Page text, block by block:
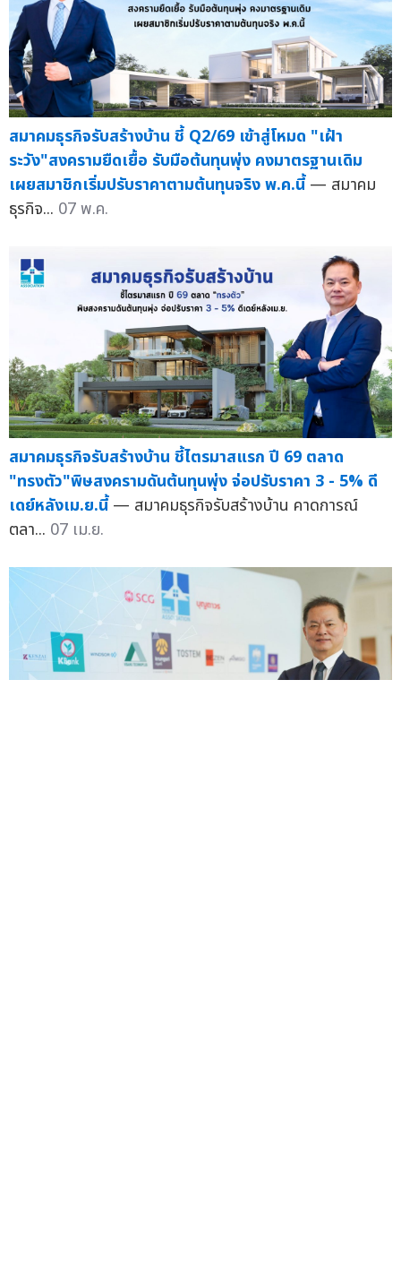
สมาคมธุรกิจรับสร้างบ้าน ชี้ Q2/69 เข้าสู่โหมด "เฝ้า
ระวัง"สงครามยืดเยื้อ รับมือต้นทุนพุ่ง คงมาตรฐานเดิม
เผยสมาชิกเริ่มปรับราคาตามต้นทุนจริง พ.ค.นี้ — สมาคม
ธุรกิจ... 07 พ.ค.
สมาคมธุรกิจรับสร้างบ้าน ชี้ไตรมาสแรก ปี 69 ตลาด
"ทรงตัว"พิษสงครามดันต้นทุนพุ่ง จ่อปรับราคา 3 - 5% ดี
เดย์หลังเม.ย.นี้ — สมาคมธุรกิจรับสร้างบ้าน คาดการณ์
ตลา... 07 เม.ย.